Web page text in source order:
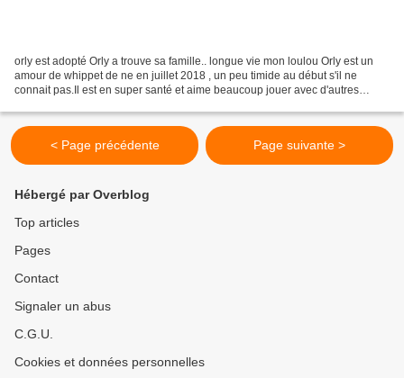
orly est adopté Orly a trouve sa famille.. longue vie mon loulou Orly est un
amour de whippet de ne en juillet 2018 , un peu timide au début s'il ne
connait pas.Il est en super santé et aime beaucoup jouer avec d'autres
< Page précédente Page suivante >
Hébergé par Overblog
Top articles
Pages
Contact
Signaler un abus
C.G.U.
Cookies et données personnelles